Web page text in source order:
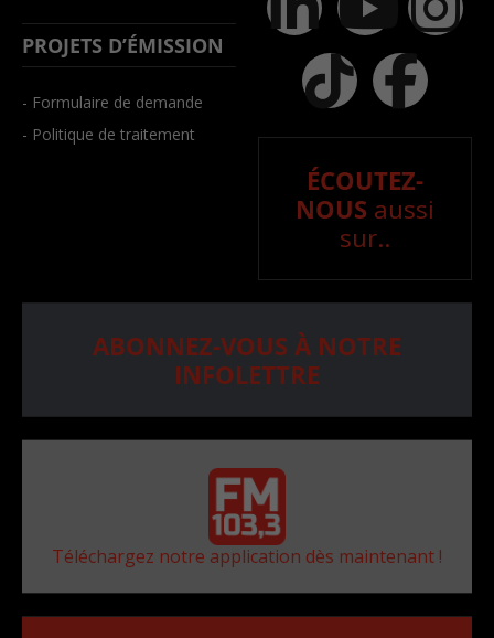
PROJETS D’ÉMISSION
- Formulaire de demande
- Politique de traitement
ÉCOUTEZ-
NOUS aussi
sur..
ABONNEZ-VOUS À NOTRE
INFOLETTRE
Téléchargez notre application dès maintenant !